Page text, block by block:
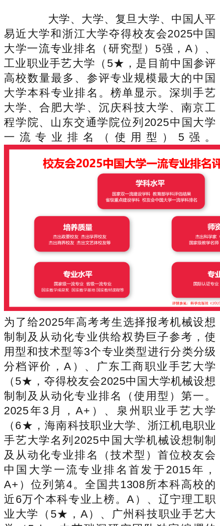
大学、大学、复旦大学、中国人平
易近大学和浙江大学夺得校友会2025中国
大学一流专业排名（研究型）5强，A）、
工业职业手艺大学（5★，是目前中国参评
高校数量最多、参评专业规模最大的中国
大学本科专业排名。榜单显示。深圳手艺
大学、合肥大学、沉庆科技大学、南京工
程学院、山东交通学院位列2025中国大学
一流专业排名（使用型）5强。
为了给2025年高考考生选择报考机械设想
制制及从动化专业供给权势巨子参考，使
用型和技术型等3个专业类型进行分类分级
分档评价，A）、广东工商职业手艺大学
（5★，夺得校友会2025中国大学机械设想
制制及从动化专业排名（使用型）第一。
2025年3月，A+）、泉州职业手艺大学
（6★，海南科技职业大学、浙江机电职业
手艺大学名列2025中国大学机械设想制制
及从动化专业排名（技术型）首位校友会
中国大学一流专业排名首发于2015年，
A+）位列第4。全国共1308所本科高校的
近6万个本科专业上榜。A）、辽宁理工职
业大学（5★，A）、广州科技职业手艺大